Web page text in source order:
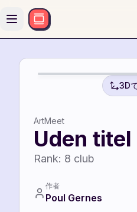
3D
ArtMeet
Uden titel
Rank: 8 club
作者
Poul Gernes